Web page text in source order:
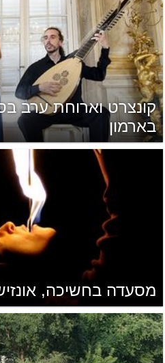
קונצרט וארוחת ערב
בארמון
מסעדה בחשיכה,